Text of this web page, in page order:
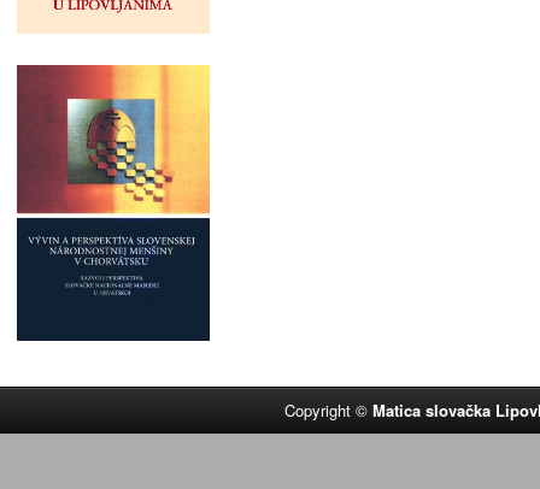
Copyright ©Matica slovačka